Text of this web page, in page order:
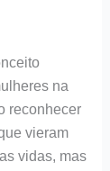
na
reconhecer
vieram
vidas, mas